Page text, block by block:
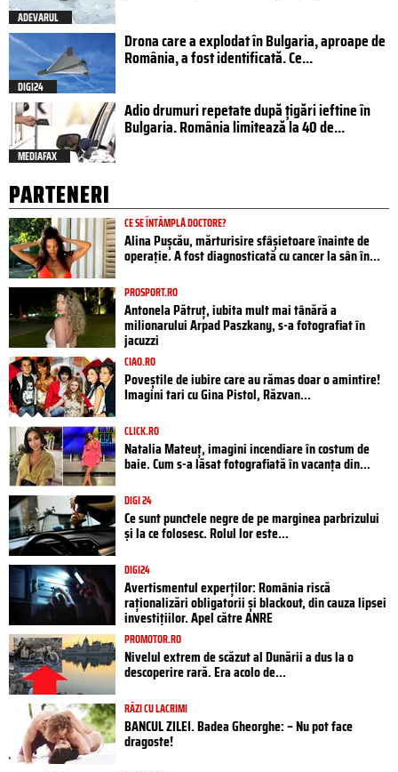
ADEVARUL
DIGI24
Drona care a explodat în Bulgaria, aproape de
România, a fost identificată. Ce...
MEDIAFAX
Adio drumuri repetate după țigări ieftine în
Bulgaria. România limitează la 40 de...
PARTENERI
CE SE ÎNTÂMPLĂ DOCTORE?
Alina Pușcău, mărturisire sfâșietoare înainte de
operație. A fost diagnosticată cu cancer la sân în...
PROSPORT.RO
Antonela Pătruț, iubita mult mai tânără a
milionarului Arpad Paszkany, s-a fotografiat în
jacuzzi
CIAO.RO
Poveştile de iubire care au rămas doar o amintire!
Imagini tari cu Gina Pistol, Răzvan...
CLICK.RO
Natalia Mateuț, imagini incendiare în costum de
baie. Cum s-a lăsat fotografiată în vacanța din...
DIGI 24
Ce sunt punctele negre de pe marginea parbrizului
și la ce folosesc. Rolul lor este...
DIGI24
Avertismentul experților: România riscă
raționalizări obligatorii și blackout, din cauza lipsei
investițiilor. Apel către ANRE
PROMOTOR.RO
Nivelul extrem de scăzut al Dunării a dus la o
descoperire rară. Era acolo de...
RÂZI CU LACRIMI
BANCUL ZILEI. Badea Gheorghe: – Nu pot face
dragoste!